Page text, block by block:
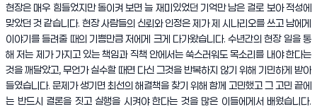
현장은 매우 힘들었지만 돌이켜 보면 늘 재미있었던 기억만 남은 걸로 보아 적성에
맞았던 것 같습니다. 현장 사람들의 신뢰와 인정은 제가 제 시나리오를 쓰고 남에게
이야기를 들려줄 때의 기쁨만큼 저에게 크게 다가왔습니다. 수년간의 현장 일을 통
해 저는 제가 가지고 있는 책임과 직책 안에서는 쑥스러워도 목소리를 내야 한다는
것을 깨달았고, 무언가 실수할 때면 다신 그것을 반복하지 않기 위해 기민하게 받아
들였습니다. 문제가 생기면 최선의 해결책을 찾기 위해 함께 고민했고 그 고민 끝에
는 반드시 결론을 짓고 실행을 시켜야 한다는 것을 많은 이들에게서 배웠습니다.